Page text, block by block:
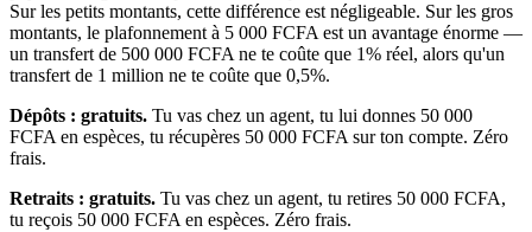
Sur les petits montants, cette différence est négligeable. Sur les gros
montants, le plafonnement à 5 000 FCFA est un avantage énorme —
un transfert de 500 000 FCFA ne te coûte que 1% réel, alors qu'un
transfert de 1 million ne te coûte que 0,5%.
Dépôts : gratuits. Tu vas chez un agent, tu lui donnes 50 000
FCFA en espèces, tu récupères 50 000 FCFA sur ton compte. Zéro
frais.
Retraits : gratuits. Tu vas chez un agent, tu retires 50 000 FCFA,
tu reçois 50 000 FCFA en espèces. Zéro frais.